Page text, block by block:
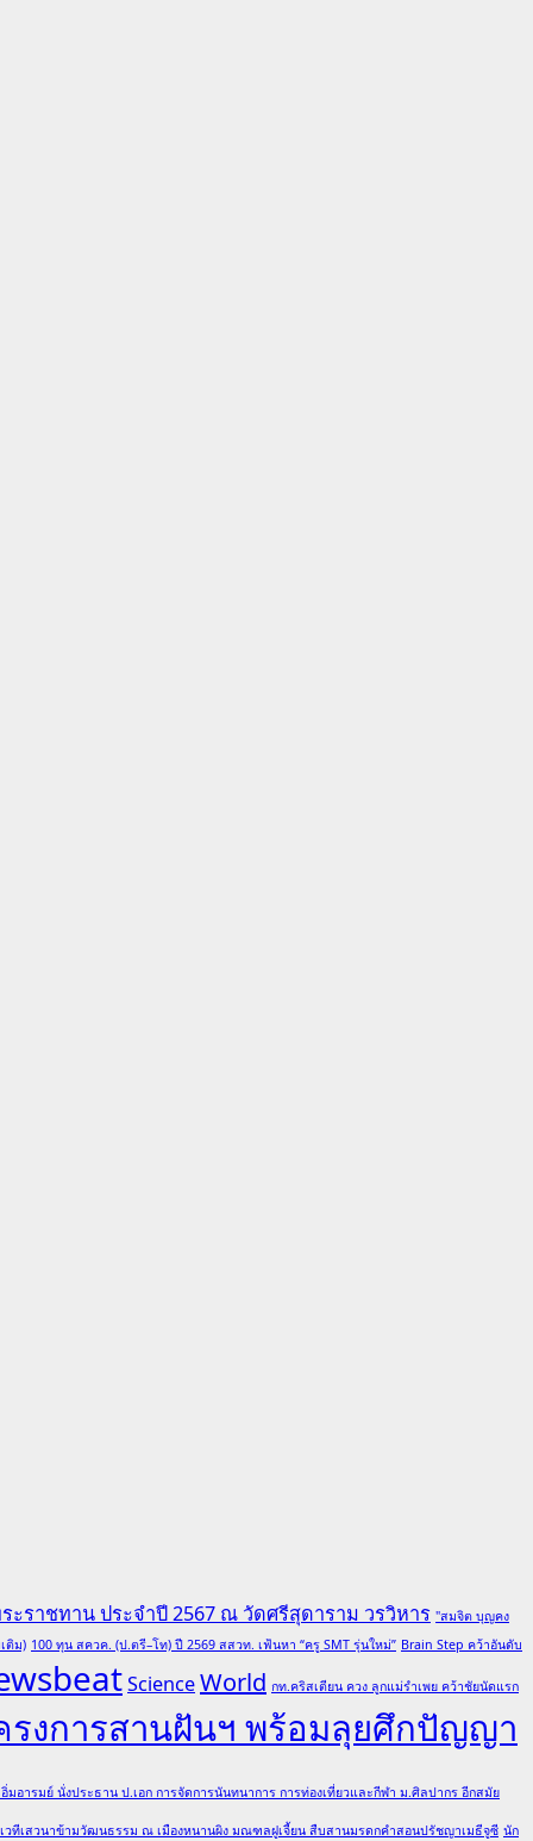
ราชทาน ประจำปี 2567 ณ วัดศรีสุดาราม วรวิหาร "สมจิต บุญคง
ติม) 100 ทุน สควค. (ป.ตรี–โท) ปี 2569 สสวท. เฟ้นหา “ครู SMT รุ่นใหม่” Brain Step คว้าอันดับ
ScienceWorld กท.คริสเตียน ควง ลูกแม่รำเพย คว้าชัยนัดแรก
งการสานฝันฯ พร้อมลุยศึกปัญญา
มอารมย์ นั่งประธาน ป.เอก การจัดการนันทนาการ การท่องเที่ยวและกีฬา ม.ศิลปากร อีกสมัย
วทีเสวนาข้ามวัฒนธรรม ณ เมืองหนานผิง มณฑลฝูเจี้ยน สืบสานมรดกคำสอนปรัชญาเมธีจูซี นัก